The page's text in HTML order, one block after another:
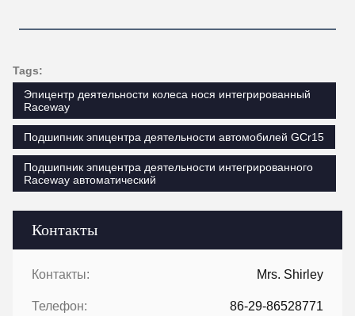
Контакты
Контакты: Mrs. Shirley
Телефон: 86-29-86528771
Tags:
Эпицентр деятельности колеса нося интегрированный
Raceway
Подшипник эпицентра деятельности автомобилей GCr15
Подшипник эпицентра деятельности интегрированного
Raceway автоматический